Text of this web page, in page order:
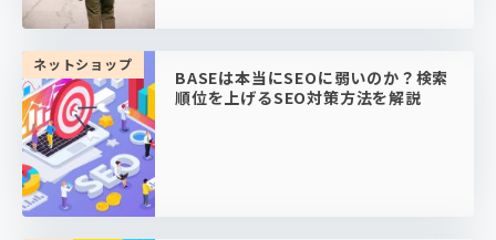
ネットショップ
BASEは本当にSEOに弱いのか？検索
順位を上げるSEO対策方法を解説